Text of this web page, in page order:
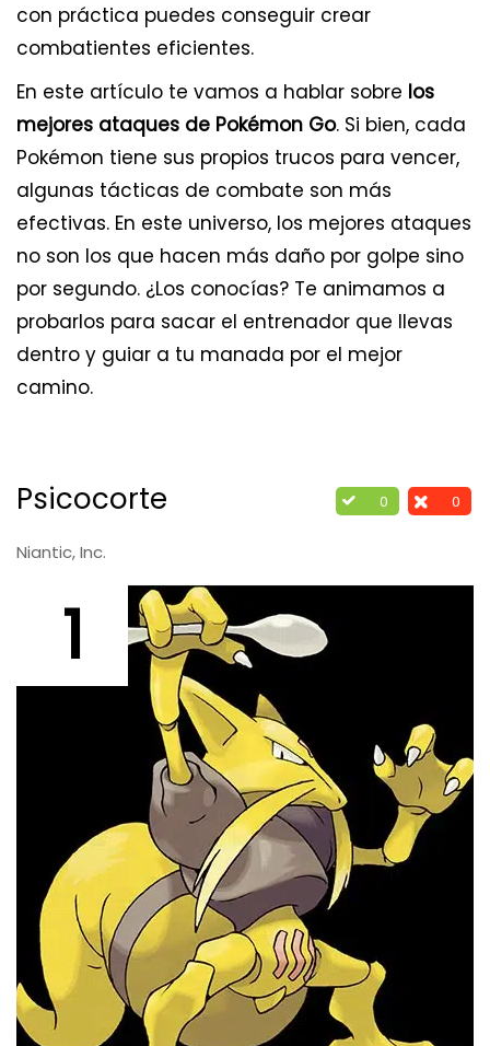
con práctica puedes conseguir crear
combatientes eficientes.
En este artículo te vamos a hablar sobre los
mejores ataques de Pokémon Go. Si bien, cada
Pokémon tiene sus propios trucos para vencer,
algunas tácticas de combate son más
efectivas. En este universo, los mejores ataques
no son los que hacen más daño por golpe sino
por segundo. ¿Los conocías? Te animamos a
probarlos para sacar el entrenador que llevas
dentro y guiar a tu manada por el mejor
camino.
0 0
Psicocorte
Niantic, Inc.
1